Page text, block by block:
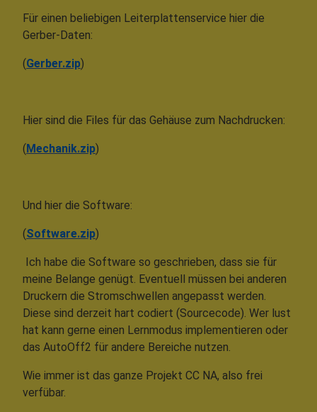
Für einen beliebigen Leiterplattenservice hier die
Gerber-Daten:
(Gerber.zip)
Hier sind die Files für das Gehäuse zum Nachdrucken:
( Mechanik.zip)
Und hier die Software:
(Software.zip)
Ich habe die Software so geschrieben, dass sie für
meine Belange genügt. Eventuell müssen bei anderen
Druckern die Stromschwellen angepasst werden.
Diese sind derzeit hart codiert (Sourcecode). Wer lust
hat kann gerne einen Lernmodus implementieren oder
das AutoOff2 für andere Bereiche nutzen.
Wie immer ist das ganze Projekt CC NA, also frei
verfübar.